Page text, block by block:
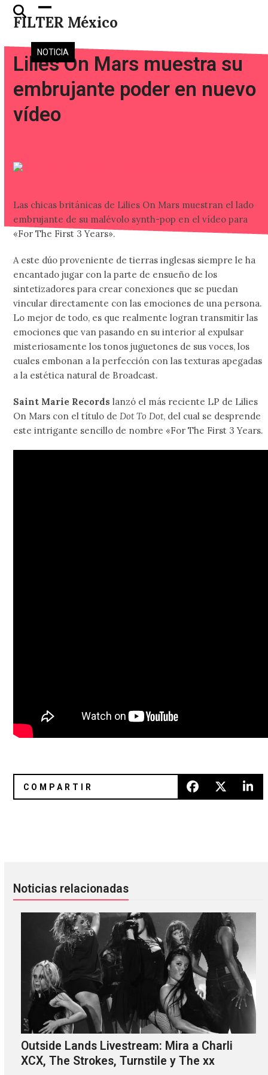
Skip
FILTER México
Open
mobile
menu
Close
mobile
menu
NOTICIA
Lilies On Mars muestra su
embrujante poder en nuevo
vídeo
Las chicas británicas de Lilies On Mars muestran el lado
embrujante de su malévolo synth-pop en el vídeo para
«For The First 3 Years».
A este dúo proveniente de tierras inglesas siempre le ha
encantado jugar con la parte de ensueño de los
sintetizadores para crear conexiones que se puedan
vincular directamente con las emociones de una persona.
Lo mejor de todo, es que realmente logran transmitir las
emociones que van pasando en su interior al expulsar
misteriosamente los tonos juguetones de sus voces, los
cuales embonan a la perfección con las texturas apegadas
a la estética natural de Broadcast.
Saint Marie Records lanzó el más reciente LP de Lilies
On Mars con el título deDot To Dot, del cual se desprende
este intrigante sencillo de nombre «For The First 3 Years.
Noticias relacionadas
Outside Lands Livestream: Mira a Charli
XCX, The Strokes, Turnstile y The xx